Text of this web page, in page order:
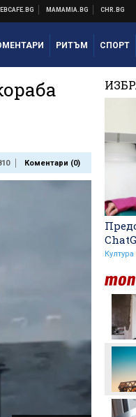
РИТЪМ СПОРТ
Коментари (0)
Култура
преминава в
друга финансова
ако отстрани